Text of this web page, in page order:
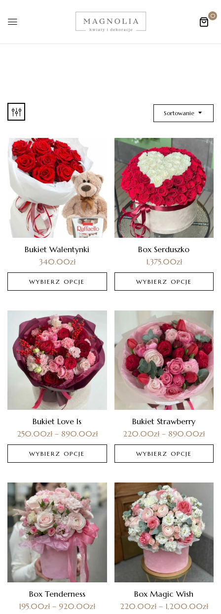
0
Sortowanie
Bukiet Walentynki
340.00zł
WYBIERZ OPCJE
Box Serduszko
1,375.00zł
WYBIERZ OPCJE
Bukiet Love Is
250.00zł– 890.00zł
WYBIERZ OPCJE
Bukiet Strawberry
220.00zł – 890.00zł
WYBIERZ OPCJE
Box Tenderness
195.00zł – 920.00zł
Box Magic Wish
220.00zł– 1,200.00zł